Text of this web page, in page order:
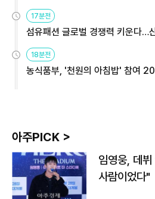
용해야
17분전
섬유패션 글로벌 경쟁력 키운다…
원
18분전
농식품부, '천원의 아침밥' 참여
아주PICK >
임영웅, 데
사람이었다"